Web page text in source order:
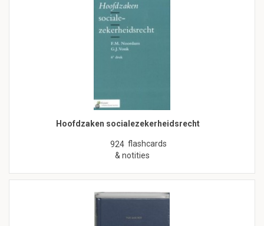
Hoofdzaken socialezekerheidsrecht
924 flashcards
& notities